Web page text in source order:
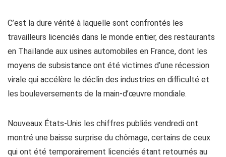
C’est la dure vérité à laquelle sont confrontés les
travailleurs licenciés dans le monde entier, des restaurants
en Thaïlande aux usines automobiles en France, dont les
moyens de subsistance ont été victimes d’une récession
virale qui accélère le déclin des industries en difficulté et
les bouleversements de la main-d’œuvre mondiale.
Nouveaux États-Unis les chiffres publiés vendredi ont
montré une baisse surprise du chômage, certains de ceux
qui ont été temporairement licenciés étant retournés au